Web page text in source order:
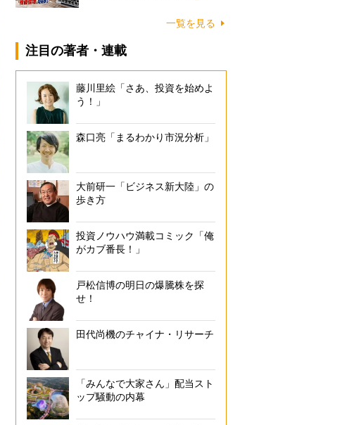
一覧を見る
注目の著者・連載
藤川里絵「さあ、投資を始めよ
う！」
森口亮「まるわかり市況分析」
大前研一「ビジネス新大陸」の
歩き方
投資ノウハウ満載コミック「俺
がカブ番長！」
戸松信博の明日の爆騰株を探
せ！
田代尚機のチャイナ・リサーチ
「みんなで大家さん」配当スト
ップ騒動の内幕